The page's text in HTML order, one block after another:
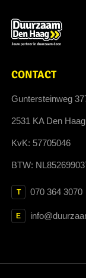
CONTACT
Guntersteinweg
2531 KA Den Haag
KvK: 57705046
BTW:
T 070 364 3070
E